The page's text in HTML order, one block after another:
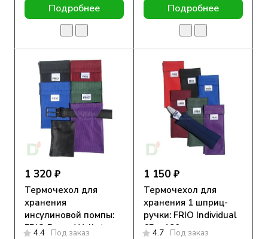
Подробнее Подробнее
1 320 ₽
Термочехол для
хранения
инсулиновой помпы:
FRIO Pump Wallet
4.4 Под заказ
1 150 ₽
Термочехол для
хранения 1 шприц-
ручки: FRIO Individual
65 х 180 мм
4.7 Под заказ